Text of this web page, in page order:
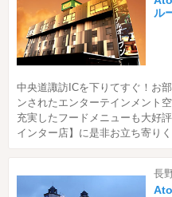
ル
中央道諏訪ICを下りてすぐ！お
ンされたエンターテインメント
充実したフードメニューも大好
インター店】に是非お立ち寄りく
長